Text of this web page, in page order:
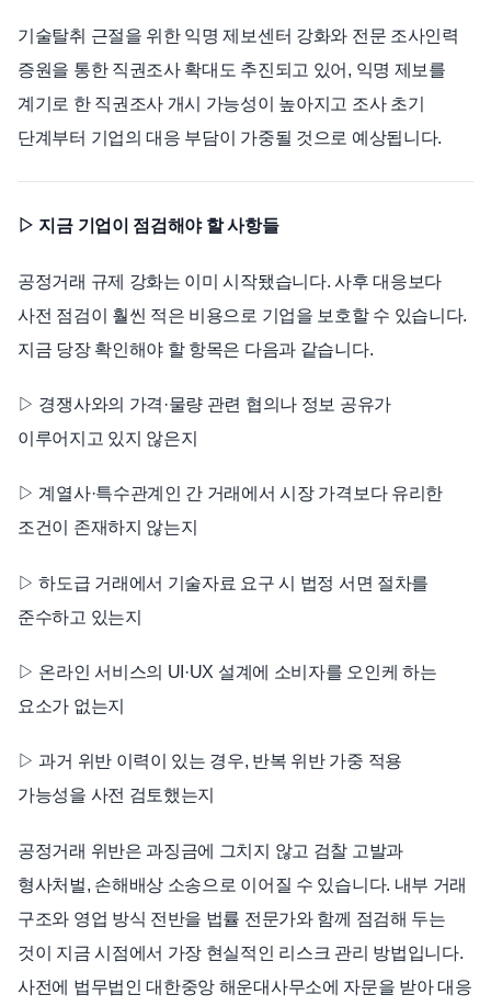
기술탈취 근절을 위한 익명 제보센터 강화와 전문 조사인력
증원을 통한 직권조사 확대도 추진되고 있어, 익명 제보를
계기로 한 직권조사 개시 가능성이 높아지고 조사 초기
단계부터 기업의 대응 부담이 가중될 것으로 예상됩니다.
▷ 지금 기업이 점검해야 할 사항들
공정거래 규제 강화는 이미 시작됐습니다. 사후 대응보다
사전 점검이 훨씬 적은 비용으로 기업을 보호할 수 있습니다.
지금 당장 확인해야 할 항목은 다음과 같습니다.
▷ 경쟁사와의 가격·물량 관련 협의나 정보 공유가
이루어지고 있지 않은지
▷ 계열사·특수관계인 간 거래에서 시장 가격보다 유리한
조건이 존재하지 않는지
▷ 하도급 거래에서 기술자료 요구 시 법정 서면 절차를
준수하고 있는지
▷ 온라인 서비스의 UI·UX 설계에 소비자를 오인케 하는
요소가 없는지
▷ 과거 위반 이력이 있는 경우, 반복 위반 가중 적용
가능성을 사전 검토했는지
공정거래 위반은 과징금에 그치지 않고 검찰 고발과
형사처벌, 손해배상 소송으로 이어질 수 있습니다. 내부 거래
구조와 영업 방식 전반을 법률 전문가와 함께 점검해 두는
것이 지금 시점에서 가장 현실적인 리스크 관리 방법입니다.
사전에 법무법인 대한중앙 해운대사무소에 자문을 받아 대응